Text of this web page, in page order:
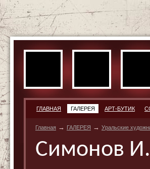
ГЛАВНАЯ ГАЛЕРЕЯ АРТ-БУТИК
Главная → ГАЛЕРЕЯ → Уральские
Симонов